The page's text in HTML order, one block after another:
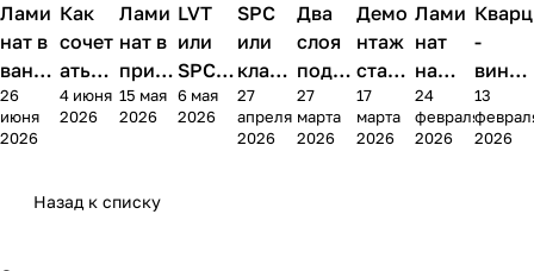
Напольные
покрытия
Лами
нат в
ванно
й:
можн
ьзова
26
июня
2026
Напольные
покрытия
Как
сочет
ать
лами
нат и
интер
4 июня
2026
Напольные
покрытия
Лами
нат в
прихо
жей и
корид
выбр
15 мая
2026
Напольные
покрытия
LVT
или
SPC:
чем
отлич
6 мая
2026
Напольные
покрытия
SPC
или
класс
ическ
ий
27
апреля
2026
Напольные
покрытия
Два
слоя
подло
жки
под
27
марта
2026
Напольные
покрытия
Демо
нтаж
старо
го
покр
17
марта
2026
Напольные
покрытия
Лами
нат
на
балко
не:
24
февраля
2026
Кварц
-
винил
в
ванно
13
2026
Назад к списку